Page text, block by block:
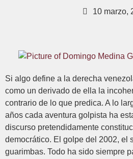
10 marzo,
Si algo define a la derecha
como un derivado de ella la
contrario de lo que predica. A lo
años cada aventura golpista ha
discurso pretendidamente
democrático. El golpe del 2002, el
guarimbas. Todo ha sido siempre